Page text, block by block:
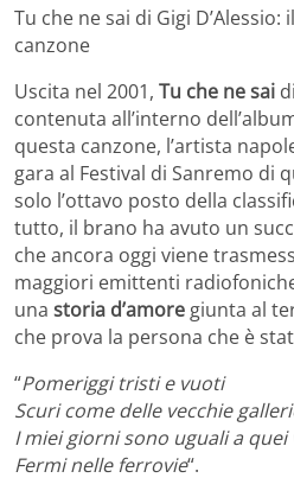
Tu che ne sai di Gigi
canzone
Uscita nel 2001, Tu che ne sai
contenuta all’interno
questa canzone, l’artista
gara al Festival di Sanremo di
solo l’ottavo posto della
tutto, il brano ha avuto un
che ancora oggi viene
maggiori emittenti
una storia d’amore giunta al
che prova la persona che è
“Pomeriggi tristi e vuoti
Scuri come delle vecchie
I miei giorni sono uguali a quei
Fermi nelle ferrovie“.